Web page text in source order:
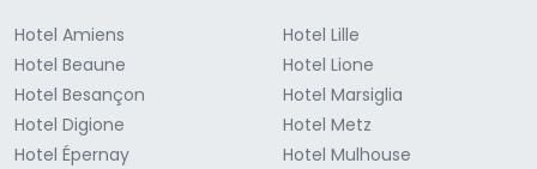
Hotel Amiens
Hotel Beaune
Hotel Besançon
Hotel Digione
Hotel Épernay
Hotel Lille
Hotel Lione
Hotel Marsiglia
Hotel Metz
Hotel Mulhouse